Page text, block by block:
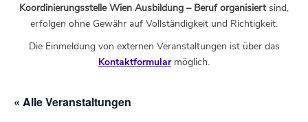
Koordinierungsstelle Wien Ausbildung – Beruf organisiertsind,
erfolgen ohne Gewähr auf Vollständigkeit und Richtigkeit.
Die Einmeldung von externen Veranstaltungen ist über das
Kontaktformularmöglich.
« Alle Veranstaltungen